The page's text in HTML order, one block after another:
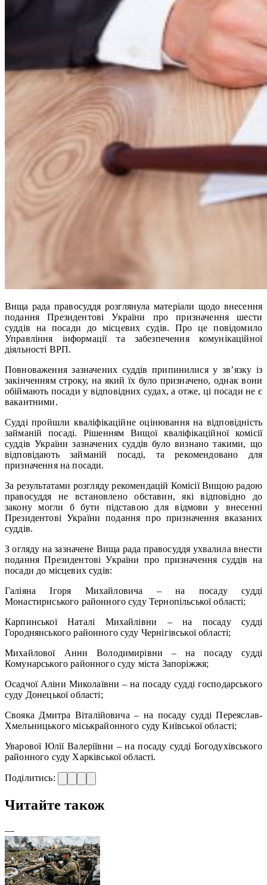
Вища рада правосуддя розглянула матеріали щодо внесення
подання Президентові України про призначення шести
суддів на посади до місцевих судів. Про це повідомило
Управління інформації та забезпечення комунікаційної
діяльності ВРП.
Повноваження зазначених суддів припинилися у зв’язку із
закінченням строку, на який їх було призначено, однак вони
обіймають посади у відповідних судах, а отже, ці посади не є
вакантними.
Судді пройшли кваліфікаційне оцінювання на відповідність
займаній посаді. Рішенням Вищої кваліфікаційної комісії
суддів України зазначених суддів було визнано такими, що
відповідають займаній посаді, та рекомендовано для
призначення на посади.
За результатами розгляду рекомендацій Комісії Вищою радою
правосуддя не встановлено обставин, які відповідно до
закону могли б бути підставою для відмови у внесенні
Президентові України подання про призначення вказаних
суддів.
З огляду на зазначене Вища рада правосуддя ухвалила внести
подання Президентові України про призначення суддів на
посади до місцевих судів:
Галіяна Ігоря Михайловича – на посаду судді
Монастириського районного суду Тернопільської області;
Карпинської Наталі Михайлівни – на посаду судді
Городнянського районного суду Чернігівської області;
Михайлової Анни Володимирівни – на посаду судді
Комунарського районного суду міста Запоріжжя;
Осадчої Аліни Миколаївни – на посаду судді господарського
суду Донецької області;
Свояка Дмитра Віталійовича – на посаду судді Переяслав-
Хмельницького міськрайонного суду Київської області;
Уварової Юлії Валеріївни – на посаду судді Богодухівського
районного суду Харківської області.
Поділитись:
Читайте також
—